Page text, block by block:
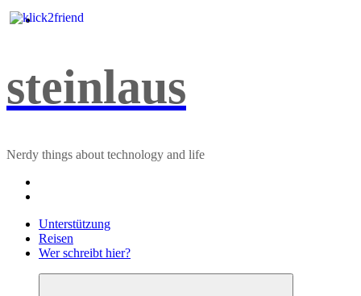
Zum
steinlaus
Nerdy things about technology and life
Unterstützung
Reisen
Wer schreibt hier?